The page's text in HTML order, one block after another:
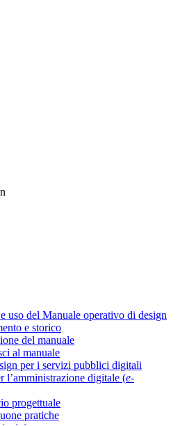
uso del Manuale operativo di design
e storico
del manuale
al manuale
per i servizi pubblici digitali
l’amministrazione digitale (e-
progettuale
pratiche